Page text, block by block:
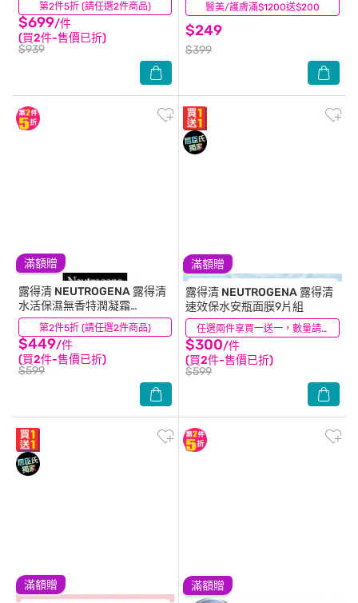
第2件5折 (請任選2件商品)
$699/件
(買2件-售價已折)
$939
(35) 醫美/護膚滿$1200送$200
$249
$399
(120)
滿額贈
第2件5折 (請任選2件商品)
露得清 NEUTROGENA 露得清
水活保濕無香特潤凝霜
50g【無香料/敏感肌適用】
$449/件
(買2件-售價已折)
$599
(38)
滿額贈
任選兩件享買一送一，數量請選2件
露得清 NEUTROGENA 露得清
速效保水安瓶面膜9片組
$300/件
(買2件-售價已折)
$599
(9)
滿額贈 滿額贈